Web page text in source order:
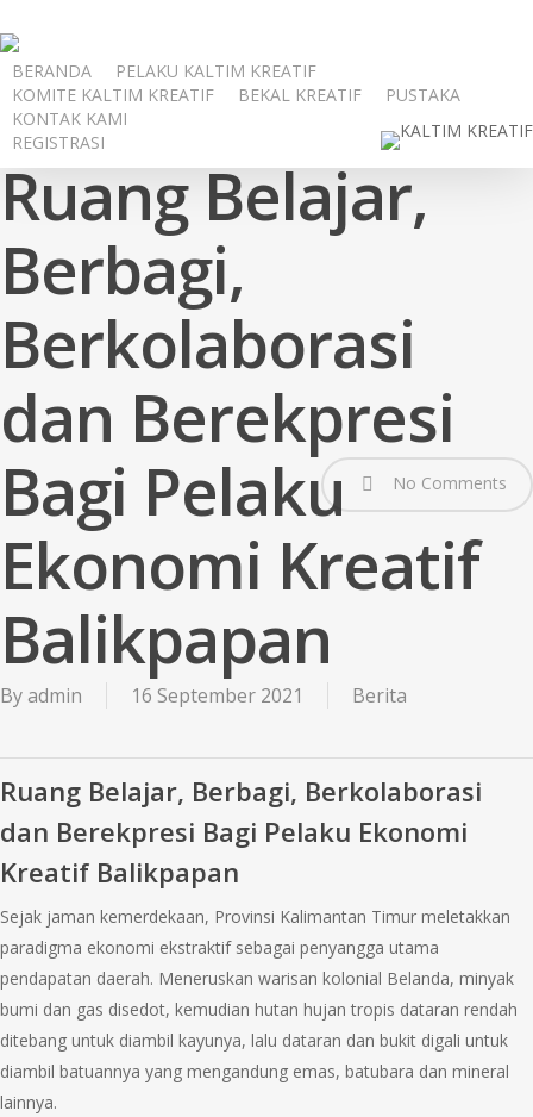
to
main
content
BERANDA
PELAKU KALTIM KREATIF
KOMITE KALTIM KREATIF
BEKAL KREATIF
PUSTAKA
KONTAK KAMI
REGISTRASI
Ruang Belajar,
Berbagi,
Berkolaborasi
dan Berekpresi
Bagi Pelaku
Ekonomi Kreatif
Balikpapan
Byadmin 16 September 2021 Berita
No Comments
Ruang Belajar, Berbagi, Berkolaborasi
dan Berekpresi Bagi Pelaku Ekonomi
Kreatif Balikpapan
Sejak jaman kemerdekaan, Provinsi Kalimantan Timur meletakkan
paradigma ekonomi ekstraktif sebagai penyangga utama
pendapatan daerah. Meneruskan warisan kolonial Belanda, minyak
bumi dan gas disedot, kemudian hutan hujan tropis dataran rendah
ditebang untuk diambil kayunya, lalu dataran dan bukit digali untuk
diambil batuannya yang mengandung emas, batubara dan mineral
lainnya.